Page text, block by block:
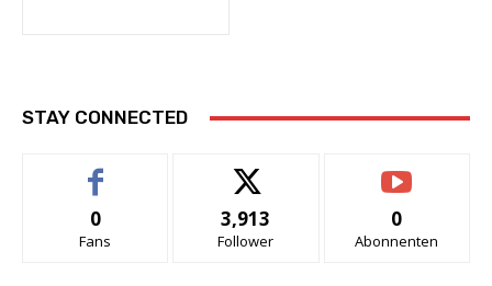
STAY CONNECTED
0
Fans
3,913
Follower
0
Abonnenten